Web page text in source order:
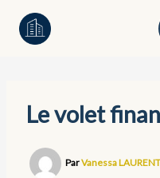
Le volet
ParVanessa